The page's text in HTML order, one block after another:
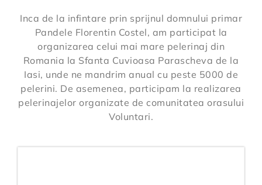
Inca de la infintare prin sprijnul domnului primar
Pandele Florentin Costel, am participat la
organizarea celui mai mare pelerinaj din
Romania la Sfanta Cuvioasa Parascheva de la
Iasi, unde ne mandrim anual cu peste 5000 de
pelerini. De asemenea, participam la realizarea
pelerinajelor organizate de comunitatea orasului
Voluntari.